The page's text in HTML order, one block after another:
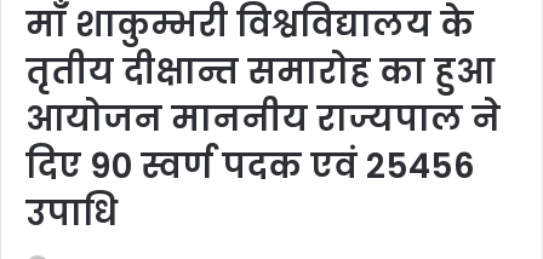
माँ शाकुम्भरी विश्वविद्यालय के
तृतीय दीक्षान्त समारोह का हुआ
आयोजन माननीय राज्यपाल ने
दिए 90 स्वर्ण पदक एवं 25456
उपाधि